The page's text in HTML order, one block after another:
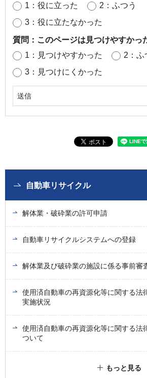
1：役に立った
2：ふつう
3：役に立たなかった
質問：このページは見つけやすかっ
1：見つけやすかった
2：ふ
3：見つけにくかった
自動車リサイクル
解体業・破砕業の許可申請
自動車リサイクルシステムへの登録
解体業及び破砕業の施設に係る事前審
使用済自動車の再資源化等に関する法
実施状況
使用済自動車の再資源化等に関する法
ついて
もっと見る